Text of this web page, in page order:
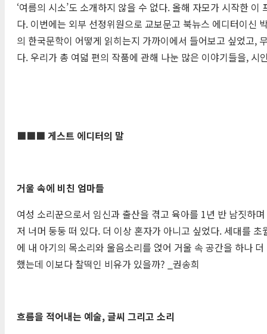
‘여름의 시소’도 소개하지 않을 수 없다. 올해 자모가 시작한
다. 이번에는 외부 선정위원으로 교보문고 북뉴스 에디터이신
의 한국문학이 어떻게 읽히는지 가까이에서 들어보고 싶었고,
다. 우리가 총 여덟 편의 작품에 관해 나눈 많은 이야기들을,
■■■ 게스트 에디터의 말
거울 속에 비친 엄마들
여성 소리꾼으로서 임신과 출산을 겪고 육아를 1년 반 남짓하
저 너머 둥둥 떠 있다. 더 이상 혼자가 아니고 싶었다. 세대를
에 내 아기의 목소리와 울음소리를 얹어 거울 속 공간을 하나
했는데 이보다 찰떡인 비유가 있을까? _권송희
흐름을 적어내는 예술,글씨 그리고 소리